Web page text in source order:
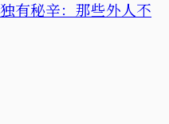
有秘辛：那些外人不